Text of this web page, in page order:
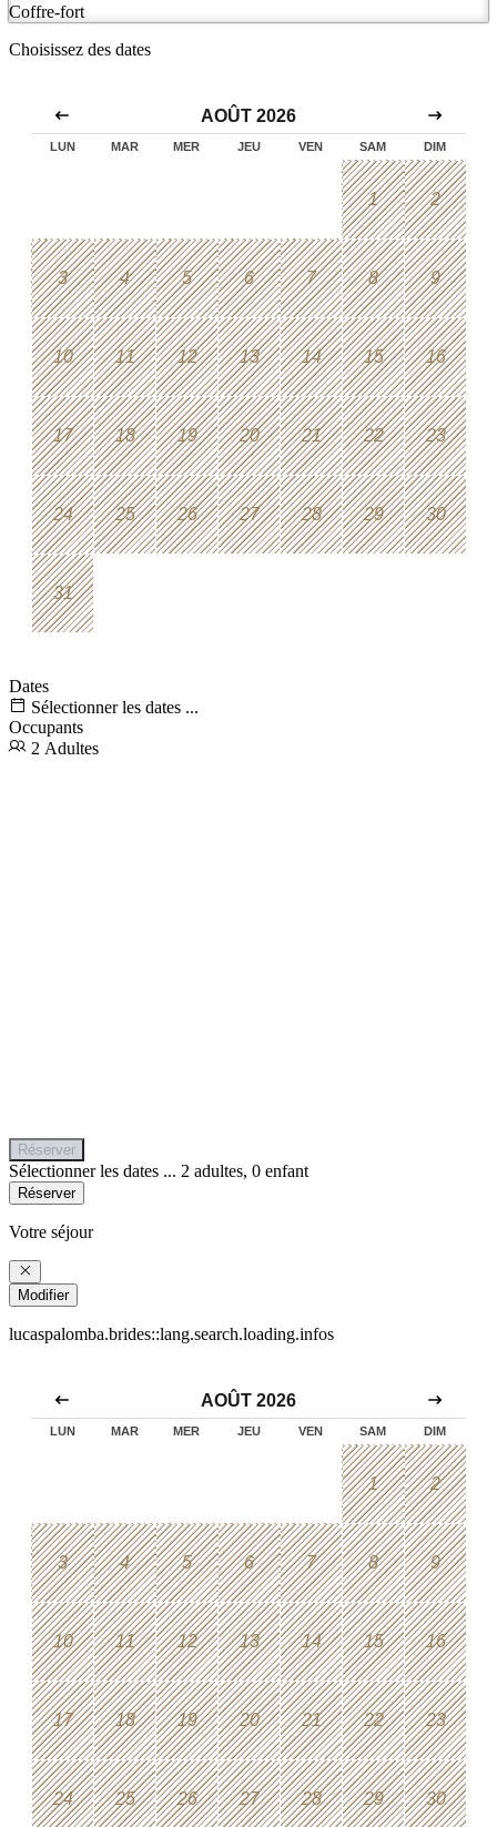
Coffre-fort
Choisissez des dates
AOÛT 2026
LUN MAR MER JEU VEN SAM DIM
1 2
3 4 5 6 7 8 9
10 11 12 13 14 15 16
17 18 19 20 21 22 23
24 25 26 27 28 29 30
31
Dates
Sélectionner les dates ...
Occupants
2 Adultes
Réserver
Sélectionner les dates ... 2 adultes, 0 enfant
Réserver
Votre séjour
Modifier
lucaspalomba.brides::lang.search.loading.infos
AOÛT 2026
LUN MAR MER JEU VEN SAM DIM
1 2
3 4 5 6 7 8 9
10 11 12 13 14 15 16
17 18 19 20 21 22 23
24 25 26 27 28 29 30